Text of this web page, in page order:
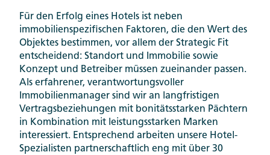
Für den Erfolg eines Hotels ist neben
immobilienspezifischen Faktoren, die den Wert des
Objektes bestimmen, vor allem der Strategic Fit
entscheidend: Standort und Immobilie sowie
Konzept und Betreiber müssen zueinander passen.
Als erfahrener, verantwortungsvoller
Immobilienmanager sind wir an langfristigen
Vertragsbeziehungen mit bonitätsstarken Pächtern
in Kombination mit leistungsstarken Marken
interessiert. Entsprechend arbeiten unsere Hotel-
Spezialisten partnerschaftlich eng mit über 30